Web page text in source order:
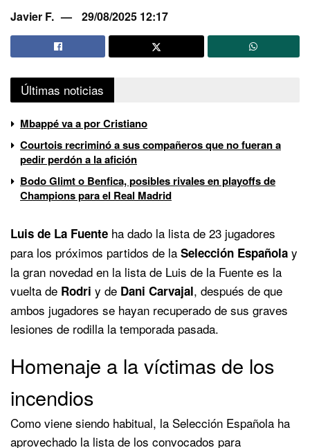
Javier F. 29/08/2025 12:17
Últimas noticias
Mbappé va a por Cristiano
Courtois recriminó a sus compañeros que no fueran a
pedir perdón a la afición
Bodo Glimt o Benfica, posibles rivales en playoffs de
Champions para el Real Madrid
Luis de La Fuente ha dado la lista de 23 jugadores
para los próximos partidos de la Selección Española y
la gran novedad en la lista de Luis de la Fuente es la
vuelta de Rodri y de Dani Carvajal, después de que
ambos jugadores se hayan recuperado de sus graves
lesiones de rodilla la temporada pasada.
Homenaje a la víctimas de los
incendios
Como viene siendo habitual, la Selección Española ha
aprovechado la lista de los convocados para